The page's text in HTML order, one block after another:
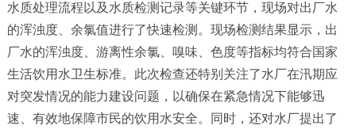
水质处理流程以及水质检测记录等关键环节，现场对出厂水
的浑浊度、余氯值进行了快速检测。现场检测结果显示，出
厂水的浑浊度、游离性余氯、嗅味、色度等指标均符合国家
生活饮用水卫生标准。此次检查还特别关注了水厂在汛期应
对突发情况的能力建设问题，以确保在紧急情况下能够迅
速、有效地保障市民的饮用水安全。
同时， 还对水厂提出了